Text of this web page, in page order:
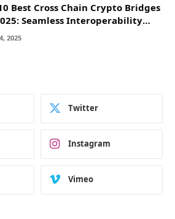
Best Cross Chain Crypto Bridges
Seamless Interoperability
Blockchain Networks
2025
Twitter
Instagram
Vimeo